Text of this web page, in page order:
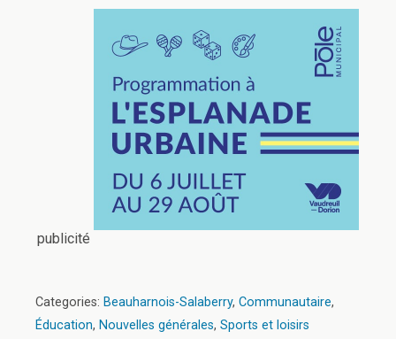
publicité
Categories: Beauharnois-Salaberry, Communautaire,
Éducation, Nouvelles générales, Sports et loisirs